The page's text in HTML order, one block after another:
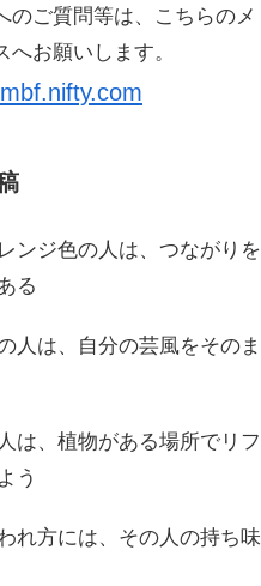
のご質問等は、こちらのメ
へお願いします。
ンジ色の人は、つながりを
る
人は、自分の芸風をそのま
は、植物がある場所でリフ
う
れ方には、その人の持ち味